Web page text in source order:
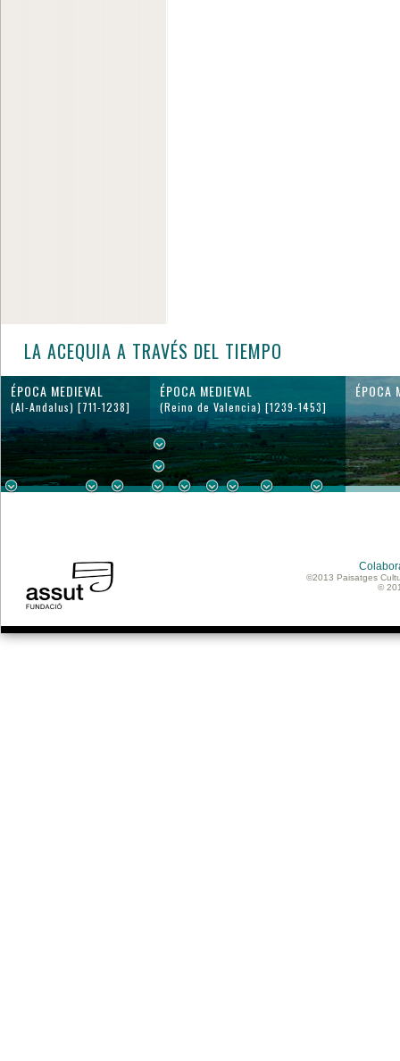
LA ACEQUIA A TRAVÉS DEL TIEMPO
ÉPOCA MEDIEVAL
(Al-Andalus) [711-1238]
ÉPOCA MEDIEVAL
(Reino de Valencia) [1239-1453]
ÉPOCA
©2013 Paisatges
©